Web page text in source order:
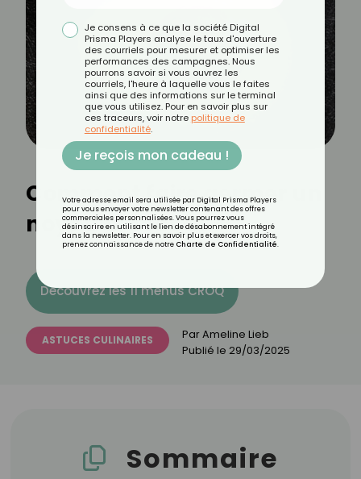
Comment faire germer un
noyau d’avocat ?
Découvrez les 11 menus CROQ
ASTUCES CULINAIRES ParAmeline Lieb
Publié le 29/03/2025
Sommaire
Je consens à ce que la société Digital
Prisma Players analyse le taux d'ouverture
des courriels pour mesurer et optimiser les
performances des campagnes. Nous
pourrons savoir si vous ouvrez les
courriels, l'heure à laquelle vous le faites
ainsi que des informations sur le terminal
que vous utilisez. Pour en savoir plus sur
ces traceurs, voir notre politique de
confidentialité.
Je reçois mon cadeau !
Votre adresse email sera utilisée par Digital Prisma Players
pour vous envoyer votre newsletter contenant des offres
commerciales personnalisées. Vous pourrez vous
désinscrire en utilisant le lien de désabonnement intégré
dans la newsletter. Pour en savoir plus et exercer vos droits,
prenez connaissance de notre Charte de Confidentialité.